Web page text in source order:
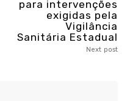
para intervenções
exigidas pela
Vigilância
Sanitária Estadual
Next post